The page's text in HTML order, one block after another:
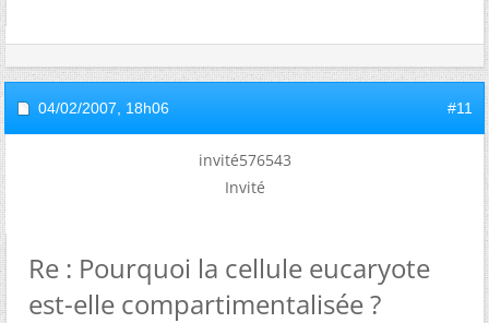
04/02/2007, 18h06 #11
invité576543
Invité
Re : Pourquoi la cellule eucaryote
est-elle compartimentalisée ?